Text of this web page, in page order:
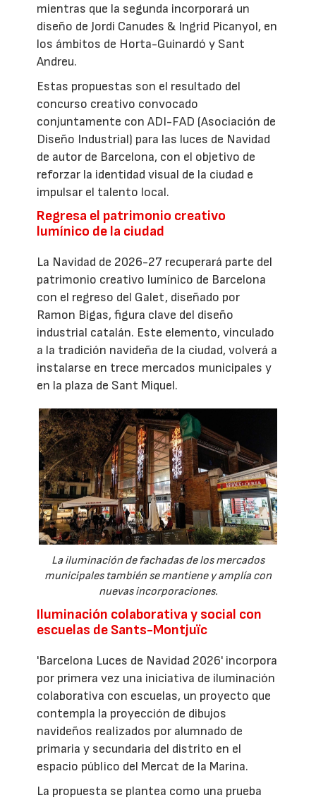
mientras que la segunda incorporará un
diseño de Jordi Canudes & Ingrid Picanyol, en
los ámbitos de Horta-Guinardó y Sant
Andreu.
Estas propuestas son el resultado del
concurso creativo convocado
conjuntamente con ADI-FAD (Asociación de
Diseño Industrial) para las luces de Navidad
de autor de Barcelona, con el objetivo de
reforzar la identidad visual de la ciudad e
impulsar el talento local.
Regresa el patrimonio creativo
lumínico de la ciudad
La Navidad de 2026-27 recuperará parte del
patrimonio creativo lumínico de Barcelona
con el regreso del Galet, diseñado por
Ramon Bigas, figura clave del diseño
industrial catalán. Este elemento, vinculado
a la tradición navideña de la ciudad, volverá a
instalarse en trece mercados municipales y
en la plaza de Sant Miquel.
La iluminación de fachadas de los mercados
municipales también se mantiene y amplía con
nuevas incorporaciones.
Iluminación colaborativa y social con
escuelas de Sants-Montjuïc
'Barcelona Luces de Navidad 2026' incorpora
por primera vez una iniciativa de iluminación
colaborativa con escuelas, un proyecto que
contempla la proyección de dibujos
navideños realizados por alumnado de
primaria y secundaria del distrito en el
espacio público del Mercat de la Marina.
La propuesta se plantea como una prueba